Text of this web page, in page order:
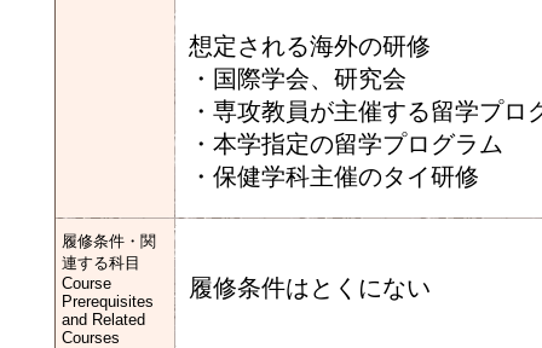
想定される海外の研修
・国際学会、研究会
・専攻教員が主催する留学プ
・本学指定の留学プログラム
・保健学科主催のタイ研修
履修条件・関
連する科目
Course
Prerequisites
and Related
Courses
履修条件はとくにない